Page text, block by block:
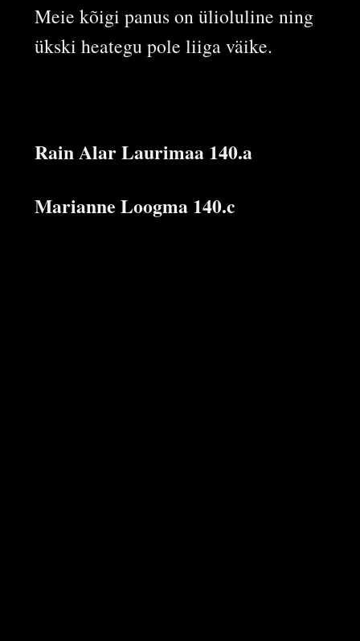
Meie kõigi panus on ülioluline ning
ükski heategu pole liiga väike.
Rain Alar Laurimaa 140.a
Marianne Loogma 140.c